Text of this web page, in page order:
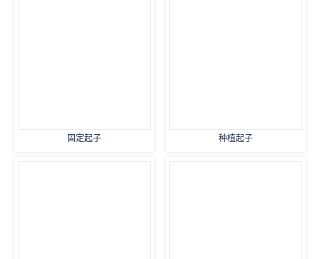
固定起子 种植起子